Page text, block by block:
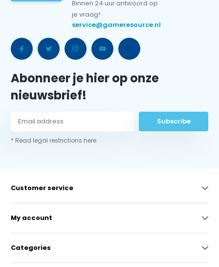
Binnen 24 uur antwoord op
je vraag!
service@gameresource.nl
Abonneer je hier op onze
nieuwsbrief!
Subscribe
* Read legal restrictions here
Customer service
My account
Categories